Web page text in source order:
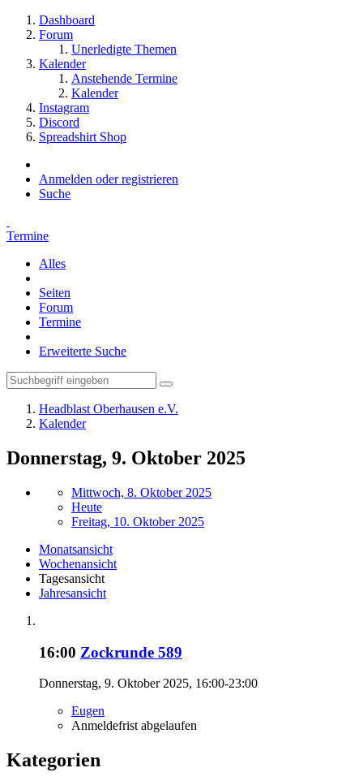
Dashboard
Forum
Unerledigte Themen
Kalender
Anstehende Termine
Kalender
Instagram
Discord
Spreadshirt Shop
Anmelden oder registrieren
Suche
Termine
Alles
Seiten
Forum
Termine
Erweiterte Suche
Headblast Oberhausen e.V.
Kalender
Donnerstag, 9. Oktober 2025
Mittwoch, 8. Oktober 2025
Heute
Freitag, 10. Oktober 2025
Monatsansicht
Wochenansicht
Tagesansicht
Jahresansicht
16:00 Zockrunde 589
Donnerstag, 9. Oktober 2025, 16:00-23:00
Eugen
Anmeldefrist abgelaufen
Kategorien